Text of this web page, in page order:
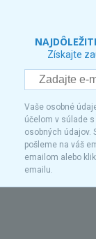
Získajte
Vaše osobné
účelom v súlade
osobných údajov.
pošleme na váš
emailom alebo
emailu.